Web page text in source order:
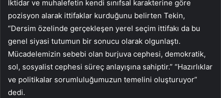
İktidar ve muhalefetin kendi sınıfsal karakterine göre
pozisyon alarak ittifaklar kurduğunu belirten Tekin,
“Dersim özelinde gerçekleşen yerel seçim ittifakı da bu
genel siyasi tutumun bir sonucu olarak olgunlaştı.
Mücadelemizin sebebi olan burjuva cephesi, demokratik,
sol, sosyalist cephesi süreç anlayışına sahiptir.” “Hazırlıklar
ve politikalar sorumluluğumuzun temelini oluşturuyor”
dedi.